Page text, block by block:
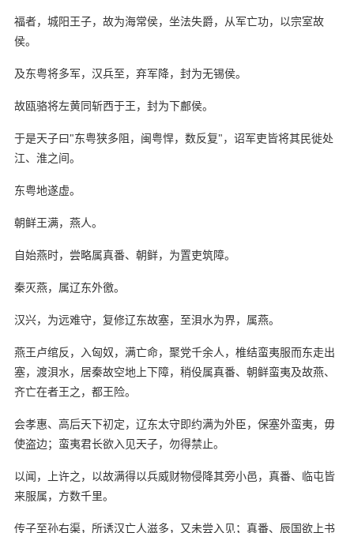
福者，城阳王子，故为海常侯，坐法失爵，从军亡功，以宗室故
侯。
及东粤将多军，汉兵至，弃军降，封为无锡侯。
故瓯骆将左黄同斩西于王，封为下鄜侯。
于是天子曰"东粤狭多阻，闽粤悍，数反复"，诏军吏皆将其民徙处
江、淮之间。
东粤地遂虚。
朝鲜王满，燕人。
自始燕时，尝略属真番、朝鲜，为置吏筑障。
秦灭燕，属辽东外徼。
汉兴，为远难守，复修辽东故塞，至浿水为界，属燕。
燕王卢绾反，入匈奴，满亡命，聚党千余人，椎结蛮夷服而东走出
塞，渡浿水，居秦故空地上下障，稍伇属真番、朝鲜蛮夷及故燕、
齐亡在者王之，都王险。
会孝惠、高后天下初定，辽东太守即约满为外臣，保塞外蛮夷，毋
使盗边；蛮夷君长欲入见天子，勿得禁止。
以闻，上许之，以故满得以兵威财物侵降其旁小邑，真番、临屯皆
来服属，方数千里。
传子至孙右渠，所诱汉亡人滋多，又未尝入见；真番、辰国欲上书